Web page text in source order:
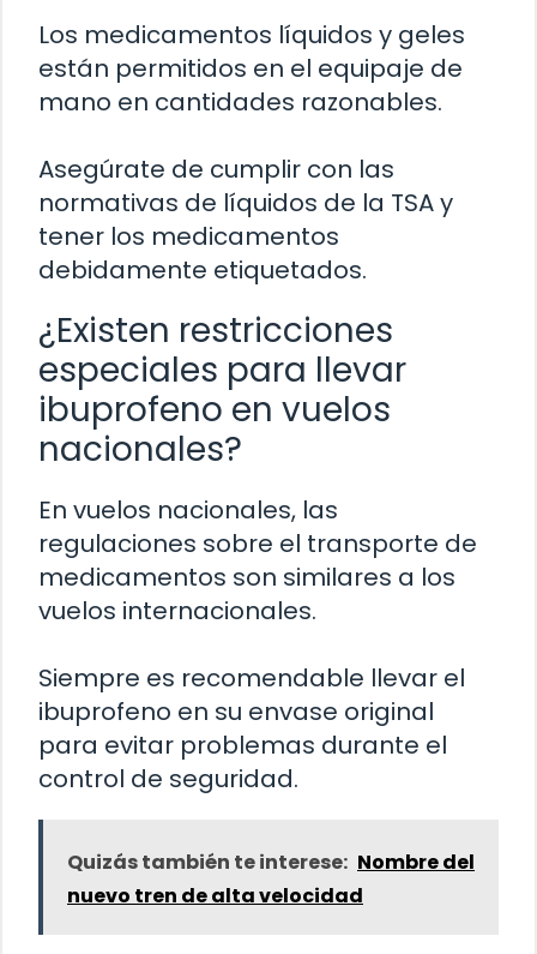
Los medicamentos líquidos y geles
están permitidos en el equipaje de
mano en cantidades razonables.
Asegúrate de cumplir con las
normativas de líquidos de la TSA y
tener los medicamentos
debidamente etiquetados.
¿Existen restricciones
especiales para llevar
ibuprofeno en vuelos
nacionales?
En vuelos nacionales, las
regulaciones sobre el transporte de
medicamentos son similares a los
vuelos internacionales.
Siempre es recomendable llevar el
ibuprofeno en su envase original
para evitar problemas durante el
control de seguridad.
Quizás también te interese: Nombre del
nuevo tren de alta velocidad